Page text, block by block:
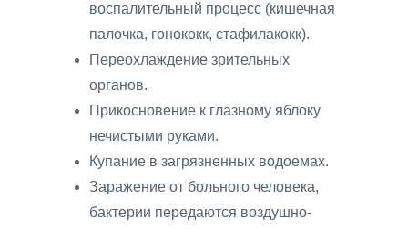
воспалительный процесс (кишечная
палочка, гонококк, стафилакокк).
Переохлаждение зрительных
органов.
Прикосновение к глазному яблоку
нечистыми руками.
Купание в загрязненных водоемах.
Заражение от больного человека,
бактерии передаются воздушно-